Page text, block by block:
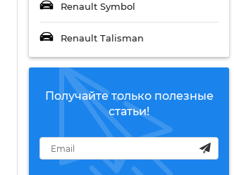
Renault Symbol
Renault Talisman
Получайте только полезные
статьи!